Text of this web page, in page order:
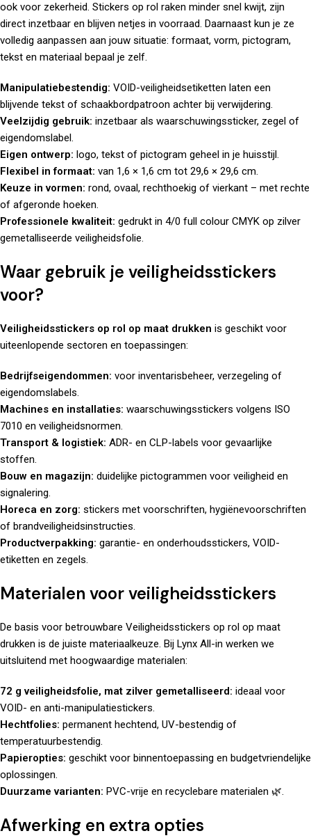
ook voor zekerheid. Stickers op rol raken minder snel kwijt, zijn
direct inzetbaar en blijven netjes in voorraad. Daarnaast kun je ze
volledig aanpassen aan jouw situatie: formaat, vorm, pictogram,
tekst en materiaal bepaal je zelf.
Manipulatiebestendig: VOID-veiligheidsetiketten laten een
blijvende tekst of schaakbordpatroon achter bij verwijdering.
Veelzijdig gebruik: inzetbaar als waarschuwingssticker, zegel of
eigendomslabel.
Eigen ontwerp: logo, tekst of pictogram geheel in je huisstijl.
Flexibel in formaat: van 1,6 × 1,6 cm tot 29,6 × 29,6 cm.
Keuze in vormen: rond, ovaal, rechthoekig of vierkant – met rechte
of afgeronde hoeken.
Professionele kwaliteit: gedrukt in 4/0 full colour CMYK op zilver
gemetalliseerde veiligheidsfolie.
Waar gebruik je veiligheidsstickers
voor?
Veiligheidsstickers op rol op maat drukken is geschikt voor
uiteenlopende sectoren en toepassingen:
Bedrijfseigendommen: voor inventarisbeheer, verzegeling of
eigendomslabels.
Machines en installaties: waarschuwingsstickers volgens ISO
7010 en veiligheidsnormen.
Transport & logistiek: ADR- en CLP-labels voor gevaarlijke
stoffen.
Bouw en magazijn: duidelijke pictogrammen voor veiligheid en
signalering.
Horeca en zorg: stickers met voorschriften, hygiënevoorschriften
of brandveiligheidsinstructies.
Productverpakking: garantie- en onderhoudsstickers, VOID-
etiketten en zegels.
Materialen voor veiligheidsstickers
De basis voor betrouwbare Veiligheidsstickers op rol op maat
drukken is de juiste materiaalkeuze. Bij Lynx All-in werken we
uitsluitend met hoogwaardige materialen:
72 g veiligheidsfolie, mat zilver gemetalliseerd: ideaal voor
VOID- en anti-manipulatiestickers.
Hechtfolies: permanent hechtend, UV-bestendig of
temperatuurbestendig.
Papieropties: geschikt voor binnentoepassing en budgetvriendelijke
oplossingen.
Duurzame varianten: PVC-vrije en recyclebare materialen 🌿.
Afwerking en extra opties